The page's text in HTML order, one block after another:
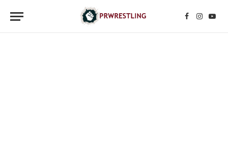
Facebook